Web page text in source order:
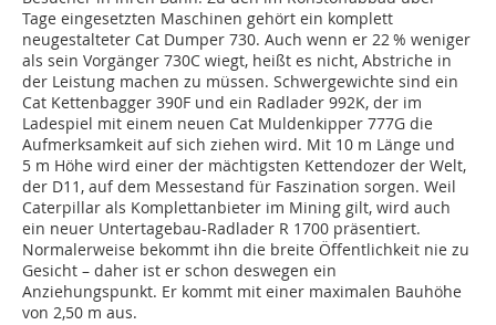
Tage eingesetzten Maschinen gehört ein komplett
neugestalteter Cat Dumper 730. Auch wenn er 22 % weniger
als sein Vorgänger 730C wiegt, heißt es nicht, Abstriche in
der Leistung machen zu müssen. Schwergewichte sind ein
Cat Kettenbagger 390F und ein Radlader 992K, der im
Ladespiel mit einem neuen Cat Muldenkipper 777G die
Aufmerksamkeit auf sich ziehen wird. Mit 10 m Länge und
5 m Höhe wird einer der mächtigsten Kettendozer der Welt,
der D11, auf dem Messestand für Faszination sorgen. Weil
Caterpillar als Komplettanbieter im Mining gilt, wird auch
ein neuer Untertagebau-Radlader R 1700 präsentiert.
Normalerweise bekommt ihn die breite Öffentlichkeit nie zu
Gesicht – daher ist er schon deswegen ein
Anziehungspunkt. Er kommt mit einer maximalen Bauhöhe
von 2,50 m aus.